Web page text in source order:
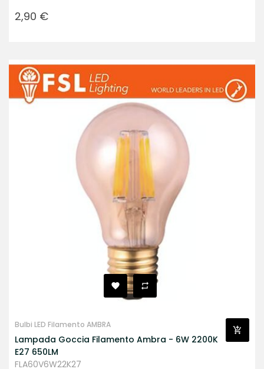
Prezzo
2,90 €
Bulbi LED Filamento AMBRA
Lampada Goccia Filamento Ambra - 6W 2200K
E27 650LM
FLA60V6W22K27